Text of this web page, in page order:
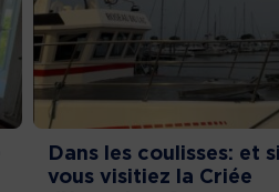
Dans les coulisses: et
vous visitiez la Criée